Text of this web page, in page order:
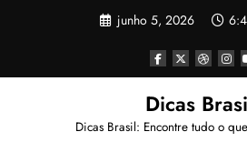
junho 5, 2026
Dicas
Dicas Brasil: Encontre tudo o